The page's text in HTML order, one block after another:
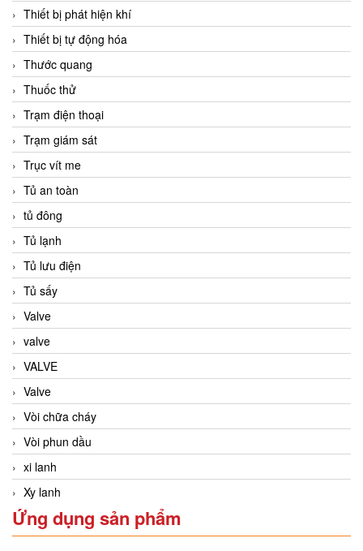
Thiết bị phát hiện khí
Thiết bị tự động hóa
Thước quang
Thuốc thử
Trạm điện thoại
Trạm giám sát
Trục vít me
Tủ an toàn
tủ đông
Tủ lạnh
Tủ lưu điện
Tủ sấy
Valve
valve
VALVE
Valve
Vòi chữa cháy
Vòi phun dầu
xi lanh
Xy lanh
Ứng dụng sản phẩm